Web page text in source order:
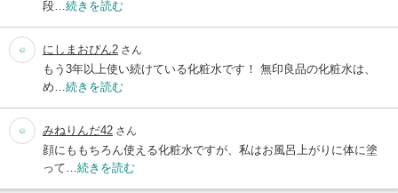
段… 続きを読む
にしまおぴん2 さん
もう3年以上使い続けている化粧水です！ 無印良品の化粧水は、
め… 続きを読む
みねりんだ42 さん
顔にももちろん使える化粧水ですが、私はお風呂上がりに体に塗
って… 続きを読む